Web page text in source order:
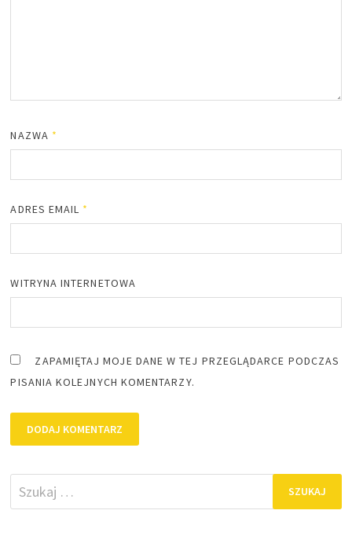
NAZWA *
ADRES EMAIL *
WITRYNA INTERNETOWA
ZAPAMIĘTAJ MOJE DANE W TEJ PRZEGLĄDARCE PODCZAS
PISANIA KOLEJNYCH KOMENTARZY.
Szukaj: